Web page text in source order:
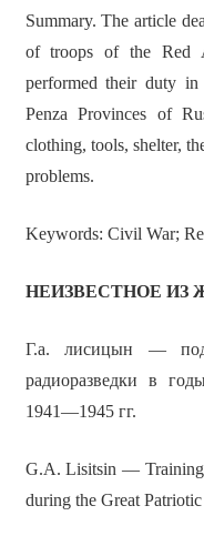
Summary. The article
of troops of the Red
performed their duty
Penza Provinces of
clothing, tools, shelter,
problems.
Keywords: Civil War;
НЕИЗВЕСТНОЕ ИЗ
Г.а. лисицын —
радиоразведки в
1941—1945 гг.
G.A. Lisitsin — Training
during the Great